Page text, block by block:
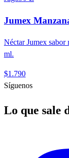
Jumex
Néctar Jumex sabor
ml.
$1.790
Síguenos
Lo que sale